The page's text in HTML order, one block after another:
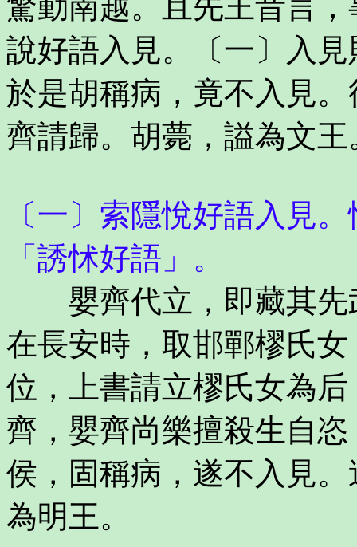
說好語入見。〔一〕入
於是胡稱病，竟不入見
齊請歸。胡薨，謚為文王
〔一〕索隱悅好語入見
「誘怵好語」。
嬰齊代立，即藏其先
在長安時，取邯鄲樛氏
位，上書請立樛氏女為
齊，嬰齊尚樂擅殺生自
侯，固稱病，遂不入見
為明王。